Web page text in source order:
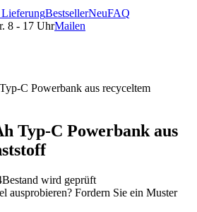
LieferungBestsellerNeuFAQ
8 - 17 UhrMailen
C Powerbank aus recyceltem
Typ-C Powerbank aus
Bestand wird geprüft
ausprobieren? Fordern Sie ein Muster